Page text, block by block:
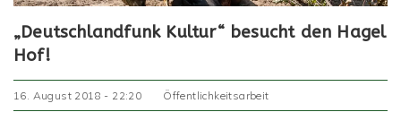
„Deutschlandfunk Kultur“ besucht den Hagel
Hof!
16. August 2018 - 22:20 Öffentlichkeitsarbeit